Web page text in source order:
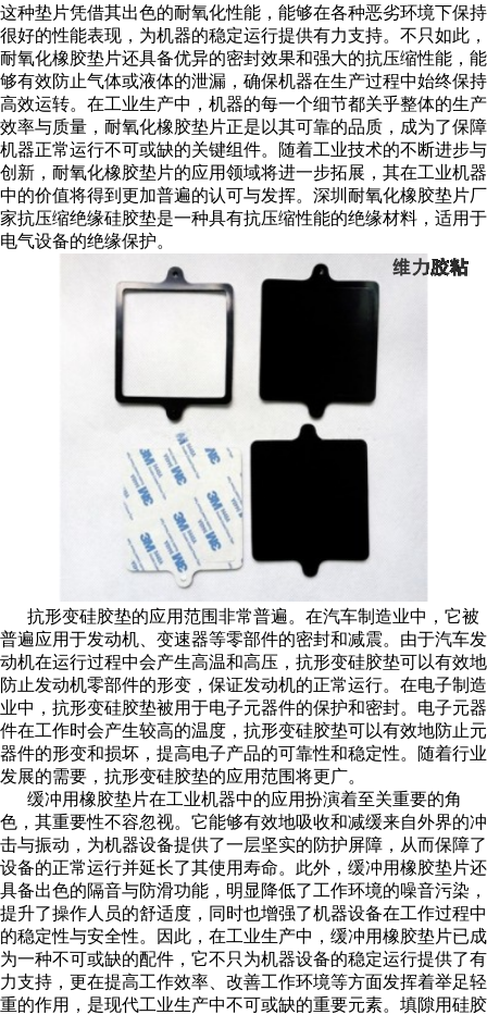
这种垫片凭借其出色的耐氧化性能，能够在各种恶劣环境下保持
很好的性能表现，为机器的稳定运行提供有力支持。不只如此，
耐氧化橡胶垫片还具备优异的密封效果和强大的抗压缩性能，能
够有效防止气体或液体的泄漏，确保机器在生产过程中始终保持
高效运转。在工业生产中，机器的每一个细节都关乎整体的生产
效率与质量，耐氧化橡胶垫片正是以其可靠的品质，成为了保障
机器正常运行不可或缺的关键组件。随着工业技术的不断进步与
创新，耐氧化橡胶垫片的应用领域将进一步拓展，其在工业机器
中的价值将得到更加普遍的认可与发挥。深圳耐氧化橡胶垫片厂
家抗压缩绝缘硅胶垫是一种具有抗压缩性能的绝缘材料，适用于
电气设备的绝缘保护。
抗形变硅胶垫的应用范围非常普遍。在汽车制造业中，它被
普遍应用于发动机、变速器等零部件的密封和减震。由于汽车发
动机在运行过程中会产生高温和高压，抗形变硅胶垫可以有效地
防止发动机零部件的形变，保证发动机的正常运行。在电子制造
业中，抗形变硅胶垫被用于电子元器件的保护和密封。电子元器
件在工作时会产生较高的温度，抗形变硅胶垫可以有效地防止元
器件的形变和损坏，提高电子产品的可靠性和稳定性。随着行业
发展的需要，抗形变硅胶垫的应用范围将更广。
缓冲用橡胶垫片在工业机器中的应用扮演着至关重要的角
色，其重要性不容忽视。它能够有效地吸收和减缓来自外界的冲
击与振动，为机器设备提供了一层坚实的防护屏障，从而保障了
设备的正常运行并延长了其使用寿命。此外，缓冲用橡胶垫片还
具备出色的隔音与防滑功能，明显降低了工作环境的噪音污染，
提升了操作人员的舒适度，同时也增强了机器设备在工作过程中
的稳定性与安全性。因此，在工业生产中，缓冲用橡胶垫片已成
为一种不可或缺的配件，它不只为机器设备的稳定运行提供了有
力支持，更在提高工作效率、改善工作环境等方面发挥着举足轻
重的作用，是现代工业生产中不可或缺的重要元素。填隙用硅胶